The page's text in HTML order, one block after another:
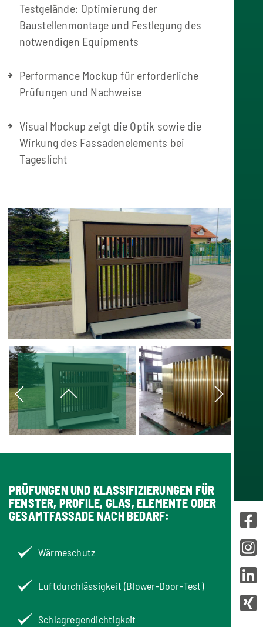
Testgelände: Optimierung der
Baustellenmontage und Festlegung des
notwendigen Equipments
Performance Mockup für erforderliche
Prüfungen und Nachweise
Visual Mockup zeigt die Optik sowie die
Wirkung des Fassadenelements bei
Tageslicht
PRÜFUNGEN UND KLASSIFIZIERUNGEN FÜR
FENSTER, PROFILE, GLAS, ELEMENTE ODER
GESAMTFASSADE NACH BEDARF:
Wärmeschutz
Luftdurchlässigkeit (Blower-Door-Test)
Schlagregendichtigkeit